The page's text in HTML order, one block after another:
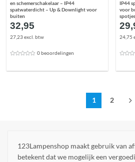
en schemerschakelaar – IP44
spatwaterdicht – Up & Downlight voor
buiten
32,95
27,23 excl. btw
0 beoordelingen
IP44
voor
spotjes
24,75
1 2
123Lampenshop maakt gebruik van
betekent dat we mogelijk een